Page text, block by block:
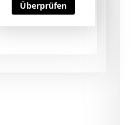
Überprüfen